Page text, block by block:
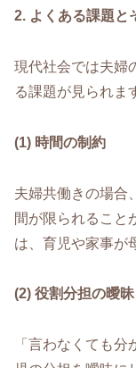
2. よくある課題と
現代社会では夫婦
る課題が見られま
(1) 時間の制約
夫婦共働きの場合
間が限られること
は、育児や家事が
(2) 役割分担の曖昧
「言わなくても